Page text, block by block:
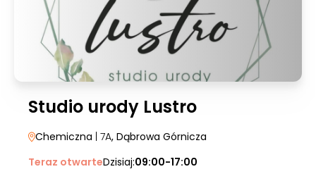
Studio urody Lustro
Chemiczna | 7A, Dąbrowa Górnicza
Teraz otwarteDzisiaj:09:00-17:00